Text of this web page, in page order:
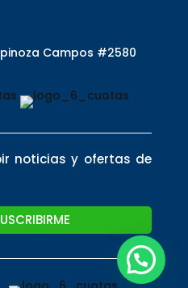
Campos #2580
noticias y ofertas de